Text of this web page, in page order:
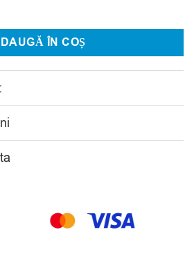
Ceai/Cafea Cristal Bohemia
ÎN COȘ